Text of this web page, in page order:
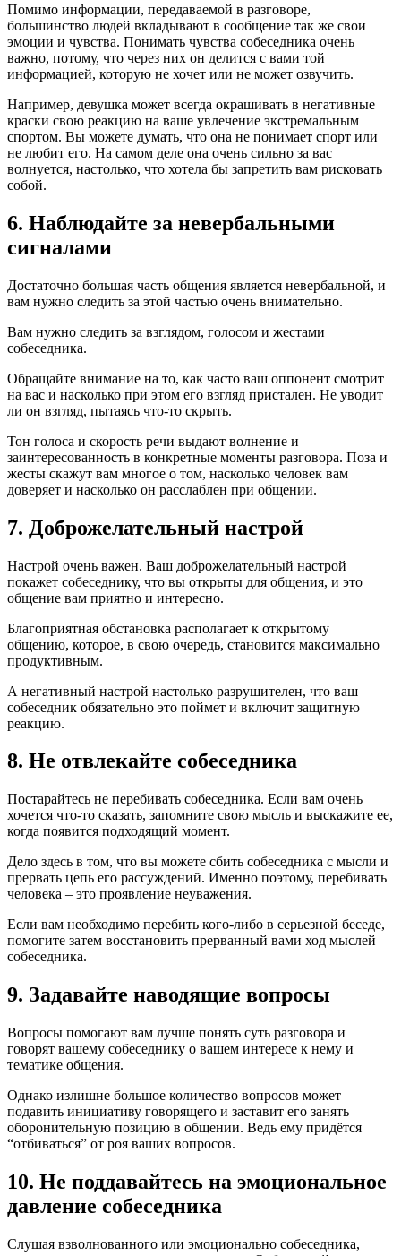
Помимо информации, передаваемой в разговоре,
большинство людей вкладывают в сообщение так же свои
эмоции и чувства. Понимать чувства собеседника очень
важно, потому, что через них он делится с вами той
информацией, которую не хочет или не может озвучить.
Например, девушка может всегда окрашивать в негативные
краски свою реакцию на ваше увлечение экстремальным
спортом. Вы можете думать, что она не понимает спорт или
не любит его. На самом деле она очень сильно за вас
волнуется, настолько, что хотела бы запретить вам рисковать
собой.
6. Наблюдайте за невербальными
сигналами
Достаточно большая часть общения является невербальной, и
вам нужно следить за этой частью очень внимательно.
Вам нужно следить за взглядом, голосом и жестами
собеседника.
Обращайте внимание на то, как часто ваш оппонент смотрит
на вас и насколько при этом его взгляд пристален. Не уводит
ли он взгляд, пытаясь что-то скрыть.
Тон голоса и скорость речи выдают волнение и
заинтересованность в конкретные моменты разговора. Поза и
жесты скажут вам многое о том, насколько человек вам
доверяет и насколько он расслаблен при общении.
7. Доброжелательный настрой
Настрой очень важен. Ваш доброжелательный настрой
покажет собеседнику, что вы открыты для общения, и это
общение вам приятно и интересно.
Благоприятная обстановка располагает к открытому
общению, которое, в свою очередь, становится максимально
продуктивным.
А негативный настрой настолько разрушителен, что ваш
собеседник обязательно это поймет и включит защитную
реакцию.
8. Не отвлекайте собеседника
Постарайтесь не перебивать собеседника. Если вам очень
хочется что-то сказать, запомните свою мысль и выскажите ее,
когда появится подходящий момент.
Дело здесь в том, что вы можете сбить собеседника с мысли и
прервать цепь его рассуждений. Именно поэтому, перебивать
человека – это проявление неуважения.
Если вам необходимо перебить кого-либо в серьезной беседе,
помогите затем восстановить прерванный вами ход мыслей
собеседника.
9. Задавайте наводящие вопросы
Вопросы помогают вам лучше понять суть разговора и
говорят вашему собеседнику о вашем интересе к нему и
тематике общения.
Однако излишне большое количество вопросов может
подавить инициативу говорящего и заставит его занять
оборонительную позицию в общении. Ведь ему придётся
“отбиваться” от роя ваших вопросов.
10. Не поддавайтесь на эмоциональное
давление собеседника
Слушая взволнованного или эмоционально собеседника,